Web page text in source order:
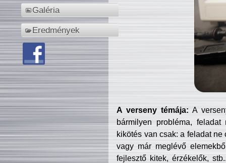
Galéria
Eredmények
A verseny témája: A
bármilyen probléma, feladat
kikötés van csak: a feladat
vagy már meglévő
fejlesztő kitek, érzékelők,